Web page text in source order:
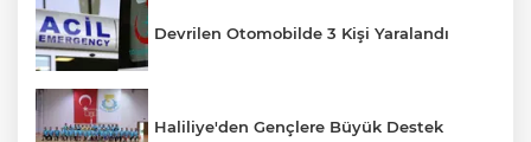
Devrilen Otomobilde 3 Kişi Yaralandı
Haliliye'den Gençlere Büyük Destek